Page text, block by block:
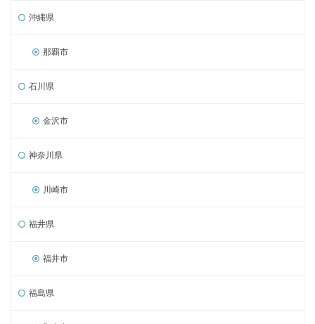
沖縄県
那覇市
石川県
金沢市
神奈川県
川崎市
福井県
福井市
福島県